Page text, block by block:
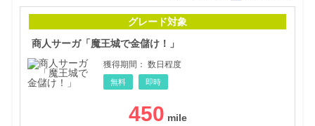
グレード対象
商人サーガ「魔王城で金儲け！」
獲得期間： 数日程度
無料 即時
450